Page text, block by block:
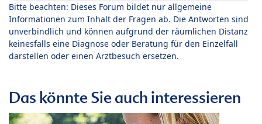
Bitte beachten: Dieses Forum bildet nur allgemeine
Informationen zum Inhalt der Fragen ab. Die Antworten sind
unverbindlich und können aufgrund der räumlichen Distanz
keinesfalls eine Diagnose oder Beratung für den Einzelfall
darstellen oder einen Arztbesuch ersetzen.
Das könnte Sie auch interessieren